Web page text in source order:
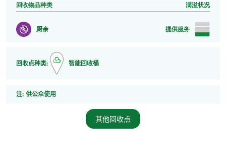
回收物品种类 满溢状况
厨余 提供服务
回收点种类: 智能回收桶
注: 注
供公众使用
其他回收点